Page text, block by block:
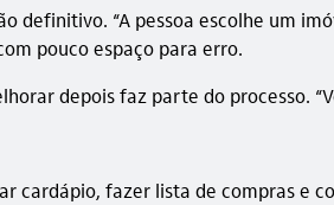
definitivo. “A pessoa escolhe um
pouco espaço para erro.
depois faz parte do processo.
cardápio, fazer lista de compras e